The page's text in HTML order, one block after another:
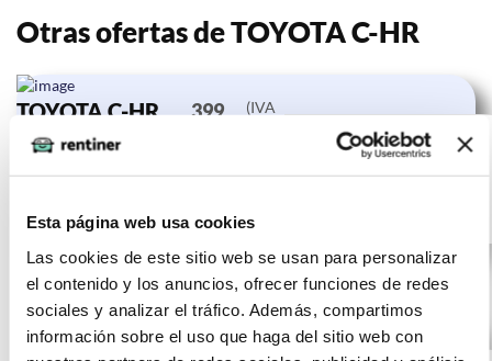
Esta página web usa cookies
Las cookies de este sitio web se usan para personalizar
el contenido y los anuncios, ofrecer funciones de redes
sociales y analizar el tráfico. Además, compartimos
información sobre el uso que haga del sitio web con
Otras ofertas de TOYOTA C-HR
TOYOTA C-HR
1.8 125H
399
(IVA
10000
km
24 meses
0 CV
TOYOTA C-HR
397
(IVA